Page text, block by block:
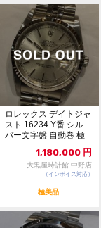
ロレックス デイトジャ
スト 16234 Y番 シル
バー文字盤 自動巻 極
1,180,000 円
大黒屋時計館 中野店
（インボイス対応）
極美品